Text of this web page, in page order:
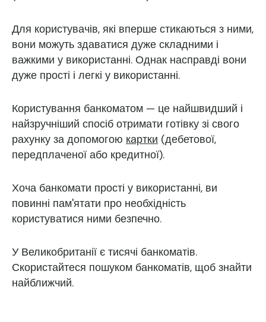
Для користувачів, які вперше стикаються з ними,
вони можуть здаватися дуже складними і
важкими у використанні. Однак насправді вони
дуже прості і легкі у використанні.
Користування банкоматом — це найшвидший і
найзручніший спосіб отримати готівку зі свого
рахунку за допомогою картки (дебетової,
передплаченої або кредитної).
Хоча банкомати прості у використанні, ви
повинні пам'ятати про необхідність
користуватися ними безпечно.
У Великобританії є тисячі банкоматів.
Скористайтеся пошуком банкоматів, щоб знайти
найближчий.